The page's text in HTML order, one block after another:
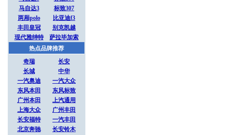
马自达3
标致307
两厢polo
比亚迪f3
丰田皇冠
别克凯越
现代雅绅特
萨拉毕加索
热点品牌推荐
奇瑞
长安
长城
中华
一汽奥迪
一汽大众
东风本田
东风标致
广州本田
上汽通用
上海大众
广州丰田
长安福特
一汽丰田
北京奔驰
长安铃木